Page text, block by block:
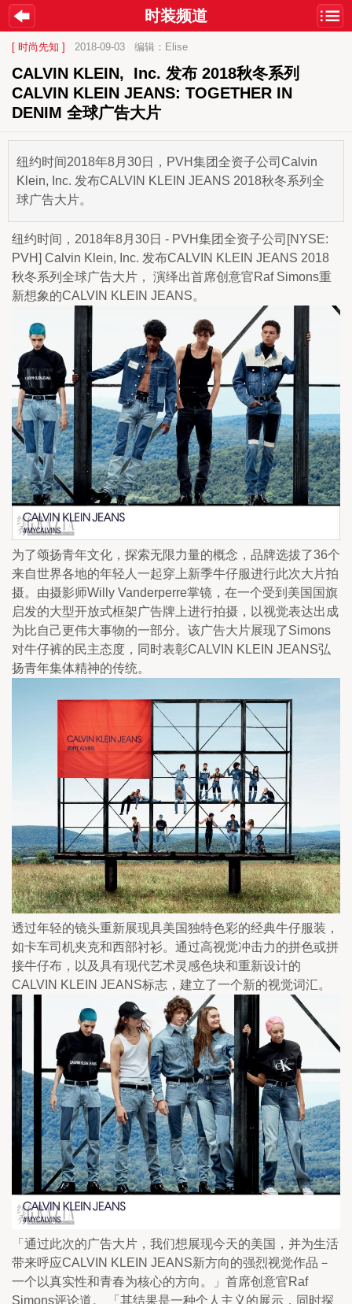
时装频道
[ 时尚先知 ] 2018-09-03 编辑：Elise
CALVIN KLEIN,  Inc. 发布 2018秋冬系列
CALVIN KLEIN JEANS: TOGETHER IN
DENIM 全球广告大片
纽约时间2018年8月30日，PVH集团全资子公司Calvin
Klein, Inc. 发布CALVIN KLEIN JEANS 2018秋冬系列全
球广告大片。
纽约时间，2018年8月30日 - PVH集团全资子公司[NYSE:
PVH] Calvin Klein, Inc. 发布CALVIN KLEIN JEANS 2018
秋冬系列全球广告大片， 演绎出首席创意官Raf Simons重
新想象的CALVIN KLEIN JEANS。
为了颂扬青年文化，探索无限力量的概念，品牌选拔了36个
来自世界各地的年轻人一起穿上新季牛仔服进行此次大片拍
摄。由摄影师Willy Vanderperre掌镜，在一个受到美国国旗
启发的大型开放式框架广告牌上进行拍摄，以视觉表达出成
为比自己更伟大事物的一部分。该广告大片展现了Simons
对牛仔裤的民主态度，同时表彰CALVIN KLEIN JEANS弘
扬青年集体精神的传统。
透过年轻的镜头重新展现具美国独特色彩的经典牛仔服装，
如卡车司机夹克和西部衬衫。通过高视觉冲击力的拼色或拼
接牛仔布，以及具有现代艺术灵感色块和重新设计的
CALVIN KLEIN JEANS标志，建立了一个新的视觉词汇。
「通过此次的广告大片，我们想展现今天的美国，并为生活
带来呼应CALVIN KLEIN JEANS新方向的强烈视觉作品－
一个以真实性和青春为核心的方向。」首席创意官Raf
Simons评论道。 「其结果是一种个人主义的展示，同时探